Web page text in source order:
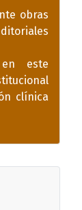
obras
este
clínica